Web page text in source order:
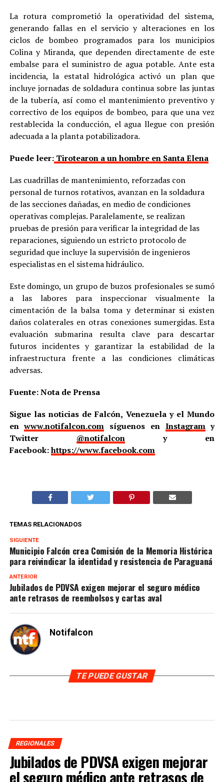
La rotura comprometió la operatividad del sistema,
generando fallas en el servicio y alteraciones en los
ciclos de bombeo programados para los municipios
Colina y Miranda, que dependen directamente de este
embalse para el suministro de agua potable. Ante esta
incidencia, la estatal hidrológica activó un plan que
incluye jornadas de soldadura continua sobre las juntas
de la tubería, así como el mantenimiento preventivo y
correctivo de los equipos de bombeo, para que una vez
restablecida la conducción, el agua llegue con presión
adecuada a la planta potabilizadora.
Puede leer:Tirotearon a un hombre en Santa Elena
Las cuadrillas de mantenimiento, reforzadas con
personal de turnos rotativos, avanzan en la soldadura
de las secciones dañadas, en medio de condiciones
operativas complejas. Paralelamente, se realizan
pruebas de presión para verificar la integridad de las
reparaciones, siguiendo un estricto protocolo de
seguridad que incluye la supervisión de ingenieros
especialistas en el sistema hidráulico.
Este domingo, un grupo de buzos profesionales se sumó
a las labores para inspeccionar visualmente la
cimentación de la balsa toma y determinar si existen
daños colaterales en otras conexiones sumergidas. Esta
evaluación submarina resulta clave para descartar
futuros incidentes y garantizar la estabilidad de la
infraestructura frente a las condiciones climáticas
adversas.
Fuente: Nota de Prensa
Sigue las noticias de Falcón, Venezuela y el Mundo
enwww.notifalcon.com síguenos en Instagramy
Twitter @notifalcony en
Facebook:https://www.facebook.com
TEMAS RELACIONADOS
SIGUIENTE
Municipio Falcón crea Comisión de la Memoria Histórica
para reivindicar la identidad y resistencia de Paraguaná
ANTERIOR
Jubilados de PDVSA exigen mejorar el seguro médico
ante retrasos de reembolsos y cartas aval
Notifalcon
TE PUEDE GUSTAR
REGIONALES
Jubilados de PDVSA exigen mejorar
el seguro médico ante retrasos de